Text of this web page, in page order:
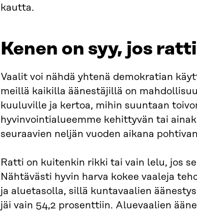
kautta.
Kenen on syy, jos
Vaalit voi nähdä yhtenä demokratian
meillä kaikilla äänestäjillä on
kuuluville ja kertoa, mihin suuntaan
hyvinvointialueemme kehittyvän tai
seuraavien neljän vuoden aikana
Ratti on kuitenkin rikki tai vain lelu, jos
Nähtävästi hyvin harva kokee vaaleja
ja aluetasolla, sillä kuntavaalien
jäi vain 54,2 prosenttiin. Aluevaalien